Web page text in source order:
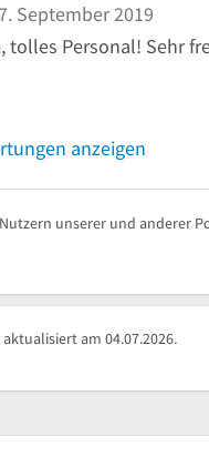
September 2019
tolles Personal! Sehr
anzeigen
unserer und anderer
am 04.07.2026.